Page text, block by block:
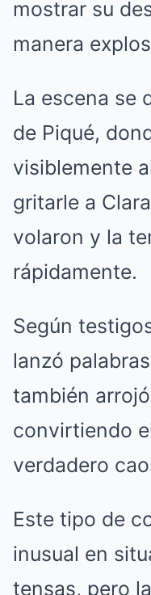
mostrar su
manera
La escena se
de Piqué,
visiblemente
gritarle a
volaron y la
rápidamente.
Según
lanzó
también
convirtiendo
verdadero
Este tipo de
inusual en
tensas, pero